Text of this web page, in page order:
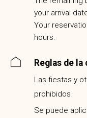
your arrival
Your
hours.
Reglas de la
Las fiestas y
prohibidos
Se puede